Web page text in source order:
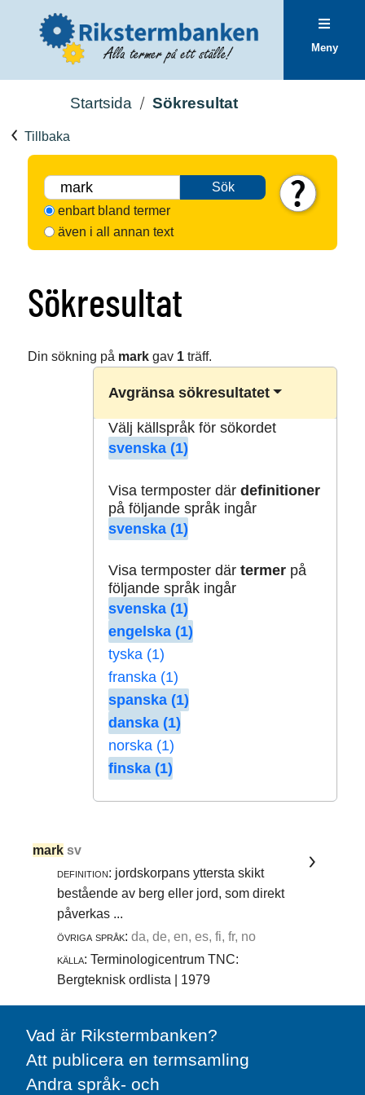
Meny
Startsida Sökresultat
Tillbaka
Sök
enbart bland termer
även i all annan text
Sökresultat
Din sökning på markgav 1träff.
Avgränsa sökresultatet
Välj källspråk för sökordet
svenska (1)
Visa termposter där definitioner
på följande språk ingår
svenska (1)
Visa termposter där termerpå
följande språk ingår
svenska (1)
engelska (1)
tyska (1)
franska (1)
spanska (1)
danska (1)
norska (1)
finska (1)
mark sv
definition: jordskorpans yttersta skikt
bestående av berg eller jord, som direkt
påverkas ...
övriga språk: da, de, en, es, fi, fr, no
källa: Terminologicentrum TNC:
Bergteknisk ordlista | 1979
Vad är Rikstermbanken?
Att publicera en termsamling
Andra språk- och